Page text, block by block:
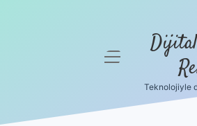
menüyü
Teknolojiyle